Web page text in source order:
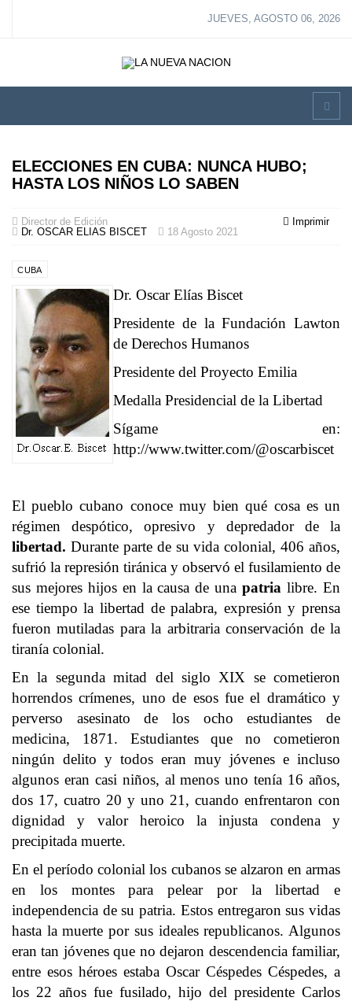
JUEVES, AGOSTO 06, 2026
ELECCIONES EN CUBA: NUNCA HUBO;
HASTA LOS NIÑOS LO SABEN
Imprimir
Director de Edición
Dr. OSCAR ELIAS BISCET
18 Agosto 2021
CUBA
Dr. Oscar Elías Biscet
Presidente de la Fundación Lawton
de Derechos Humanos
Presidente del Proyecto Emilia
Medalla Presidencial de la Libertad
Sígame en:
http://www.twitter.com/@oscarbiscet
El pueblo cubano conoce muy bien qué cosa es un
régimen despótico, opresivo y depredador de la
libertad. Durante parte de su vida colonial, 406 años,
sufrió la represión tiránica y observó el fusilamiento de
sus mejores hijos en la causa de unapatria libre. En
ese tiempo la libertad de palabra, expresión y prensa
fueron mutiladas para la arbitraria conservación de la
tiranía colonial.
En la segunda mitad del siglo XIX se cometieron
horrendos crímenes, uno de esos fue el dramático y
perverso asesinato de los ocho estudiantes de
medicina, 1871. Estudiantes que no cometieron
ningún delito y todos eran muy jóvenes e incluso
algunos eran casi niños, al menos uno tenía 16 años,
dos 17, cuatro 20 y uno 21, cuando enfrentaron con
dignidad y valor heroico la injusta condena y
precipitada muerte.
En el período colonial los cubanos se alzaron en armas
en los montes para pelear por la libertad e
independencia de su patria. Estos entregaron sus vidas
hasta la muerte por sus ideales republicanos. Algunos
eran tan jóvenes que no dejaron descendencia familiar,
entre esos héroes estaba Oscar Céspedes Céspedes, a
los 22 años fue fusilado, hijo del presidente Carlos